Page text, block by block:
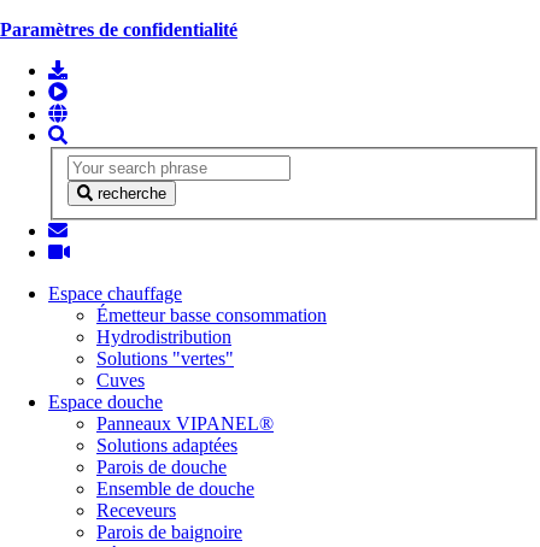
Paramètres de confidentialité
recherche
Espace chauffage
Émetteur basse consommation
Hydrodistribution
Solutions "vertes"
Cuves
Espace douche
Panneaux VIPANEL®
Solutions adaptées
Parois de douche
Ensemble de douche
Receveurs
Parois de baignoire